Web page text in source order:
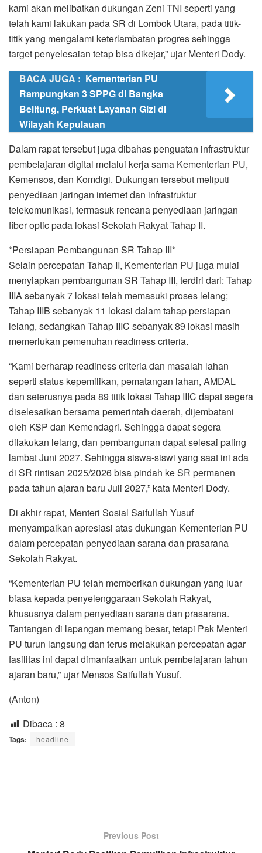
kami akan melibatkan dukungan Zeni TNI seperti yang
telah kami lakukan pada SR di Lombok Utara, pada titik-
titik yang mengalami keterlambatan progres sehingga
target penyelesaian tetap bisa dikejar,” ujar Menteri Dody.
BACA JUGA : Kementerian PU
Rampungkan 3 SPPG di Bangka
Belitung, Perkuat Layanan Gizi di
Wilayah Kepulauan
Dalam rapat tersebut juga dibahas penguatan infrastruktur
pembelajaran digital melalui kerja sama Kementerian PU,
Kemensos, dan Komdigi. Dukungan tersebut meliputi
penyediaan jaringan internet dan infrastruktur
telekomunikasi, termasuk rencana penyediaan jaringan
fiber optic pada lokasi Sekolah Rakyat Tahap II.
*Persiapan Pembangunan SR Tahap III*
Selain percepatan Tahap II, Kementerian PU juga mulai
menyiapkan pembangunan SR Tahap III, terdiri dari: Tahap
IIIA sebanyak 7 lokasi telah memasuki proses lelang;
Tahap IIIB sebanyak 11 lokasi dalam tahap persiapan
lelang, sedangkan Tahap IIIC sebanyak 89 lokasi masih
memerlukan pemenuhan readiness criteria.
“Kami berharap readiness criteria dan masalah lahan
seperti status kepemilikan, pematangan lahan, AMDAL
dan seterusnya pada 89 titik lokasi Tahap IIIC dapat segera
diselesaikan bersama pemerintah daerah, dijembatani
oleh KSP dan Kemendagri. Sehingga dapat segera
dilakukan lelang, dan pembangunan dapat selesai paling
lambat Juni 2027. Sehingga siswa-siswi yang saat ini ada
di SR rintisan 2025/2026 bisa pindah ke SR permanen
pada tahun ajaran baru Juli 2027,” kata Menteri Dody.
Di akhir rapat, Menteri Sosial Saifullah Yusuf
menyampaikan apresiasi atas dukungan Kementerian PU
dalam percepatan penyediaan sarana dan prasarana
Sekolah Rakyat.
“Kementerian PU telah memberikan dukungan yang luar
biasa kepada penyelenggaraan Sekolah Rakyat,
khususnya dalam penyediaan sarana dan prasarana.
Tantangan di lapangan memang besar, tetapi Pak Menteri
PU turun langsung dan terus melakukan percepatan agar
fasilitas ini dapat dimanfaatkan untuk pembelajaran tahun
ajaran baru,” ujar Mensos Saifullah Yusuf.
(Anton)
Dibaca : 8
Tags: headline
Previous Post